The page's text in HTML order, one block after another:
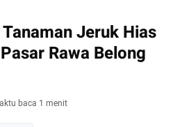
Jeruk Hias
Rawa Belong
baca 1 menit